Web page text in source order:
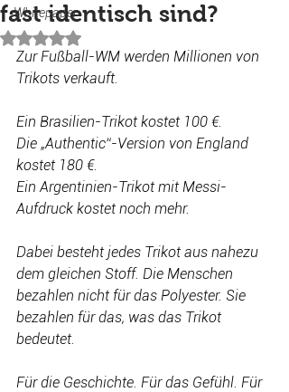
Whitepaper
fast identisch sind?
Mit NaN von 5 Sternen bewertet.
Zur Fußball-WM werden Millionen von
Trikots verkauft.
Ein Brasilien-Trikot kostet 100 €.
Die „Authentic“-Version von England
kostet 180 €.
Ein Argentinien-Trikot mit Messi-
Aufdruck kostet noch mehr.
Dabei besteht jedes Trikot aus nahezu
dem gleichen Stoff. Die Menschen
bezahlen nicht für das Polyester. Sie
bezahlen für das, was das Trikot
bedeutet.
Für die Geschichte. Für das Gefühl. Für